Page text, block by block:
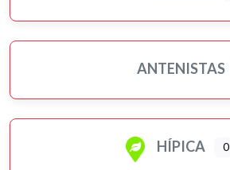
ANTENISTAS
HÍPICA 0